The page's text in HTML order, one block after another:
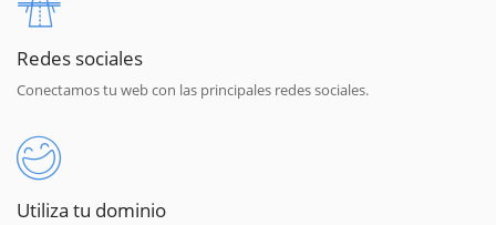
Redes sociales
Conectamos tu web con las principales redes sociales.
Utiliza tu dominio